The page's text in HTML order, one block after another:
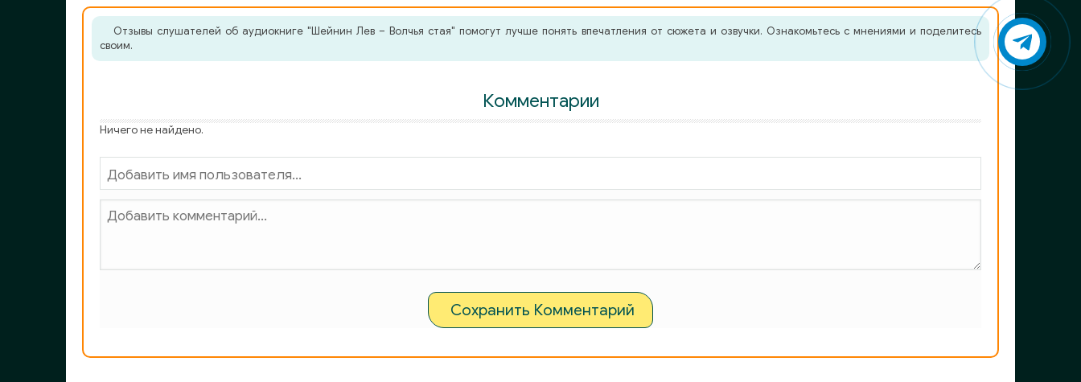
Отзывы слушателей об аудиокниге "Шейнин Лев – Волчья стая" помогут лучше понять впечатления от сюжета и озвучки. Ознакомьтесь с мнениями и поделитесь
своим.
Комментарии
Ничего не найдено.
Сохранить Комментарий